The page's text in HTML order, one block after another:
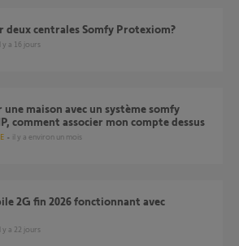
deux centrales Somfy Protexiom?
il y a 16 jours
comment associer mon compte dessus
il y a environ un mois
il y a 22 jours